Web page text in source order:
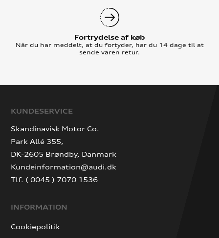
Fortrydelse af køb
Når du har meddelt, at du fortyder, har du 14 dage til at
sende varen retur.
KUNDESERVICE
Skandinavisk Motor Co.
Park Allé 355,
DK-2605 Brøndby, Danmark
Kundeinformation@audi.dk
Tlf. ( 0045 ) 7070 1536
INFORMATION
Cookiepolitik